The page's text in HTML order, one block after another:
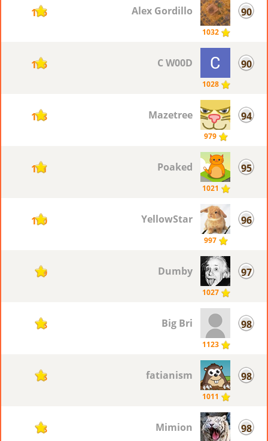
90
1032
Alex Gordillo
105
90
1028
C W00D
105
94
979
Mazetree
103
95
1021
Poaked
101
96
997
YellowStar
100
97
1027
Dumby
99
98
1123
Big Bri
98
98
1011
fatianism
98
98
Mimion
98